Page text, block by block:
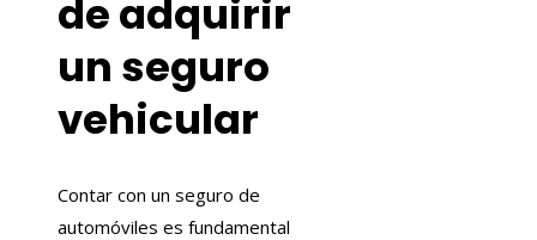
de adquirir
un seguro
vehicular
Contar con un seguro de
automóviles es fundamental